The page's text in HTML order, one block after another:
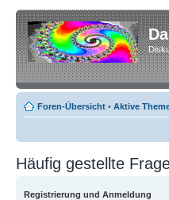
Foren-Übersicht • Aktive
Häufig gestellte
Registrierung und Anmeldung